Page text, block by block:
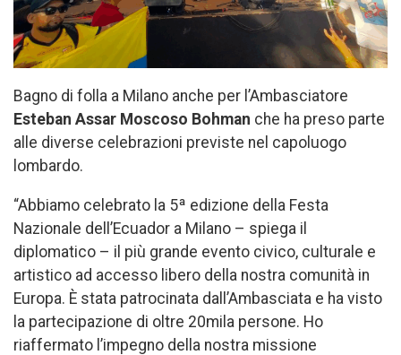
Bagno di folla a Milano anche per l’Ambasciatore
Esteban Assar Moscoso Bohman che ha preso parte
alle diverse celebrazioni previste nel capoluogo
lombardo.
“Abbiamo celebrato la 5ª edizione della Festa
Nazionale dell’Ecuador a Milano – spiega il
diplomatico – il più grande evento civico, culturale e
artistico ad accesso libero della nostra comunità in
Europa. È stata patrocinata dall’Ambasciata e ha visto
la partecipazione di oltre 20mila persone. Ho
riaffermato l’impegno della nostra missione